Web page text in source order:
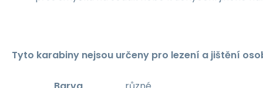
Tyto karabiny nejsou určeny pro lezení a jištění